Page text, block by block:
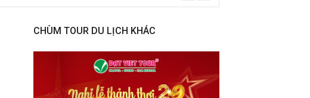
CHÙM TOUR DU LỊCH KHÁC